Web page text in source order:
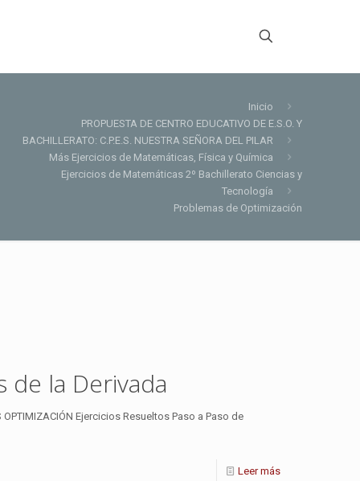
Inicio
PROPUESTA DE CENTRO EDUCATIVO DE E.S.O. Y
BACHILLERATO: C.P.E.S. NUESTRA SEÑORA DEL PILAR
Más Ejercicios de Matemáticas, Física y Química
Ejercicios de Matemáticas 2º Bachillerato Ciencias y
Tecnología
Problemas de Optimización
de la Derivada
Ejercicios Resueltos Paso a Paso de
Leer más